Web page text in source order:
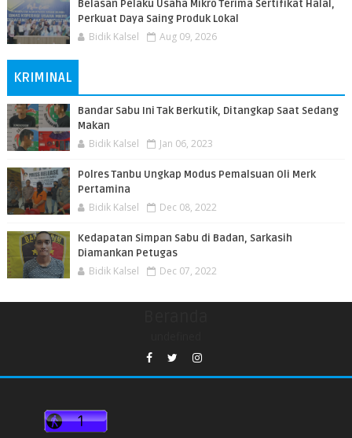
Belasan Pelaku Usaha Mikro Terima Sertifikat Halal,
Perkuat Daya Saing Produk Lokal
Bidik Kalsel Aug 09, 2026
KRIMINAL
Bandar Sabu Ini Tak Berkutik, Ditangkap Saat Sedang
Makan
Bidik Kalsel Jan 06, 2023
Polres Tanbu Ungkap Modus Pemalsuan Oli Merk
Pertamina
Bidik Kalsel Dec 08, 2022
Kedapatan Simpan Sabu di Badan, Sarkasih
Diamankan Petugas
Bidik Kalsel Dec 07, 2022